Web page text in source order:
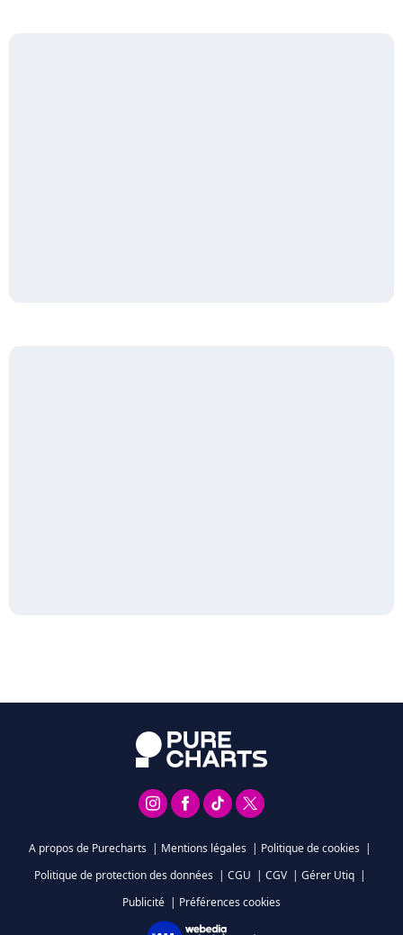
A propos de Purecharts | Mentions légales | Politique de cookies |
Politique de protection des données | CGU | CGV | Gérer Utiq |
Publicité | Préférences cookies